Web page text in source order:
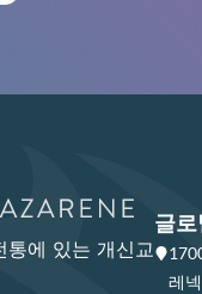
에 있는 개신교
글로
레